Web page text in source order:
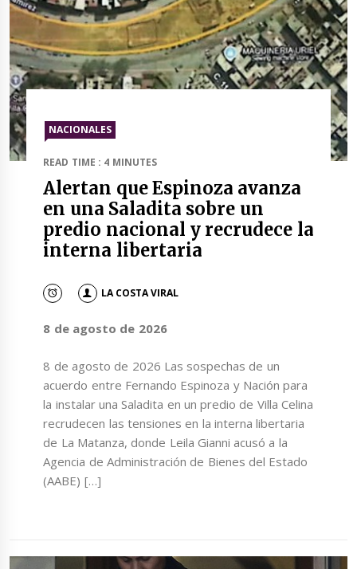
NACIONALES
READ TIME : 4 MINUTES
Alertan que Espinoza avanza
en una Saladita sobre un
predio nacional y recrudece la
interna libertaria
LA COSTA VIRAL
8 de agosto de 2026
8 de agosto de 2026 Las sospechas de un
acuerdo entre Fernando Espinoza y Nación para
la instalar una Saladita en un predio de Villa Celina
recrudecen las tensiones en la interna libertaria
de La Matanza, donde Leila Gianni acusó a la
Agencia de Administración de Bienes del Estado
(AABE) […]